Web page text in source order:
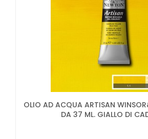
OLIO AD ACQUA ARTISAN
DA 37 ML. GIALLO DI